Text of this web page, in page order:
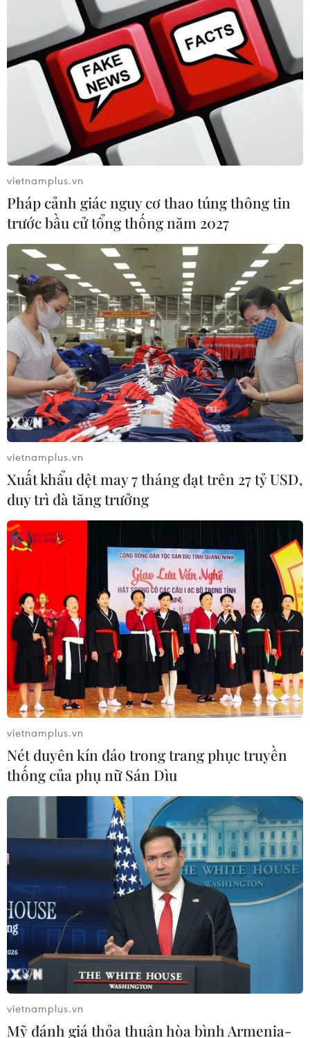
TIN CÙNG CHUYÊN MỤC
Pháp cảnh giác nguy cơ thao túng
thông tin trước bầu cử tổng thống
09/08/2026 07:45
Mỹ đánh giá thỏa thuận hòa bình
Armenia-Azerbaijan và sáng kiến
TRIPP
09/08/2026 06:56
Khủng hoảng nắng nóng đẩy 34 tỉnh
của Pháp vào mức nguy cơ cháy
rừng cao
Iceland trước cuộc trưng cầu ý dân
về nối lại đàm phán gia nhập EU
08/08/2026 07:54
Italy bác tối hậu thư của Tây Ban Nha
về kiểm soát biên giới
08/08/2026 07:27
vietnamplus.vn
Pháp cảnh giác nguy cơ thao túng thông tin
trước bầu cử tổng thống năm 2027
vietnamplus.vn
Xuất khẩu dệt may 7 tháng đạt trên 27 tỷ USD,
duy trì đà tăng trưởng
vietnamplus.vn
Nét duyên kín đáo trong trang phục truyền
thống của phụ nữ Sán Dìu
vietnamplus.vn
Mỹ đánh giá thỏa thuận hòa bình Armenia-